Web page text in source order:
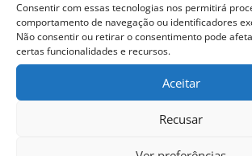
Consentir com essas tecnologias nos permitirá
comportamento de navegação ou identificadores
Não consentir ou retirar o consentimento pode
certas funcionalidades e recursos.
Aceitar
Recusar
Design Compacto e Econômico em
Compartimento
Maximize a capacidade da caçamba do
: 20 cm x 23 cm (A x L)
: 26 cm x 30 cm (A x L)
Esse design inovador otimiza tanto o
1335$